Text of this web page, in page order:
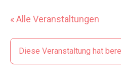
« Alle Veranstaltungen
Diese Veranstaltung hat